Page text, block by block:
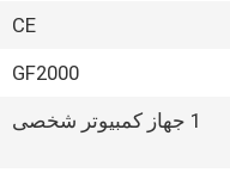
CE
GF2000
1 جهاز كمبيوتر شخصى